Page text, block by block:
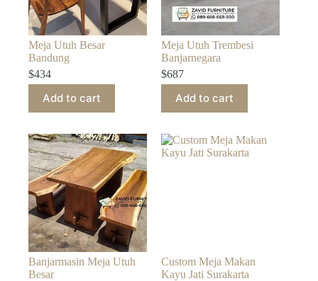
Meja Utuh Besar
Bandung
$434
Add to cart
Meja Utuh Trembesi
Banjarnegara
$687
Add to cart
Banjarmasin Meja Utuh
Besar
Custom Meja Makan
Kayu Jati Surakarta